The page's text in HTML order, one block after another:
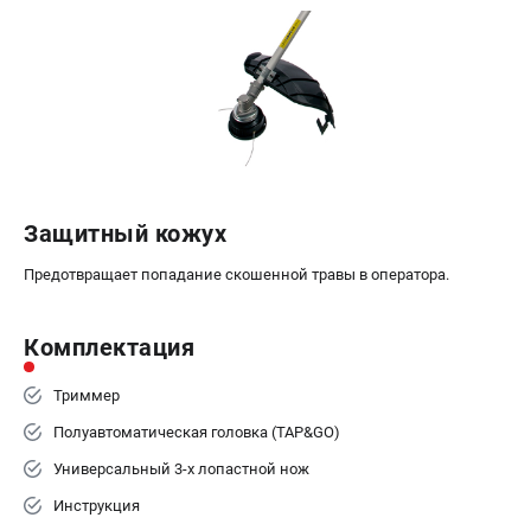
+7 (812) 615-80-17
Информация размещённая на сайте не является публичной
офертой
проспект Александровской Фермы, 29АЛ
8 (812) 615-80-17
Режим работы колл-центра:
вс - выходной
+7 (8112) 59-12-69
Защитный кожух
Предотвращает попадание скошенной травы в оператора.
Комплектация
Триммер
Полуавтоматическая головка (TAP&GO)
Универсальный 3-х лопастной нож
Инструкция